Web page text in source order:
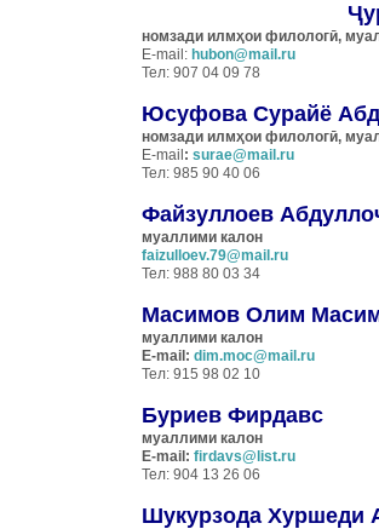
номзади илмҳои филологӣ,
E-mail: hubon@mail.ru
Тел: 907 04 09 78
Юсуфова Сурайё
номзади илмҳои филологӣ,
E-mail : surae@mail.ru
Тел: 985 90 40 06
Файзуллоев
муаллими калон
faizulloev.79@mail.ru
Тел: 988 80 03 34
Масимов Олим
муаллими калон
E-mail: dim.moc@mail.ru
Тел: 915 98 02 10
Буриев Фирдавс
муаллими калон
E-mail: firdavs@list.ru
Тел: 904 13 26 06
Шукурзода Хуршеди